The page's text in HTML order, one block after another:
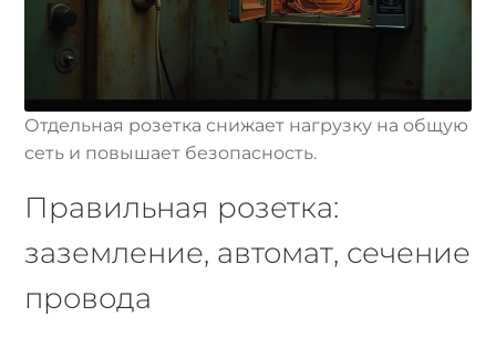
Отдельная розетка снижает нагрузку на общую
сеть и повышает безопасность.
Правильная розетка:
заземление, автомат, сечение
провода